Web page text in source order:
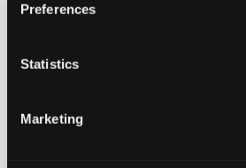
Preferences
Statistics
Marketing
Dette er et enkelt plagg som passer
Farge: Black